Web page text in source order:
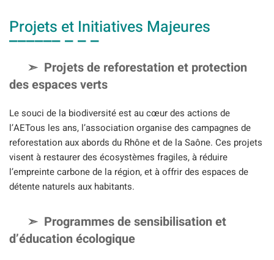
Projets et Initiatives Majeures
Projets de reforestation et protection
des espaces verts
Le souci de la biodiversité est au cœur des actions de
l’AETous les ans, l’association organise des campagnes de
reforestation aux abords du Rhône et de la Saône. Ces projets
visent à restaurer des écosystèmes fragiles, à réduire
l’empreinte carbone de la région, et à offrir des espaces de
détente naturels aux habitants.
Programmes de sensibilisation et
d’éducation écologique